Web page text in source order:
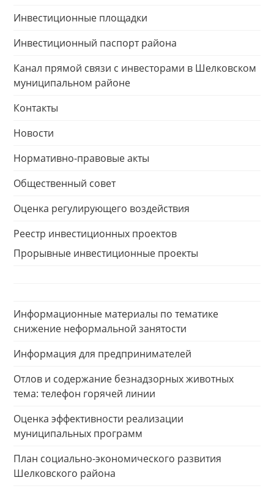
Инвестиционные площадки
Инвестиционный паспорт района
Канал прямой связи с инвесторами в Шелковском
муниципальном районе
Контакты
Новости
Нормативно-правовые акты
Общественный совет
Оценка регулирующего воздействия
Реестр инвестиционных проектов
Прорывные инвестиционные проекты
Информационные материалы по тематике
снижение неформальной занятости
Информация для предпринимателей
Отлов и содержание безнадзорных животных
тема: телефон горячей линии
Оценка эффективности реализации
муниципальных программ
План социально-экономического развития
Шелковского района